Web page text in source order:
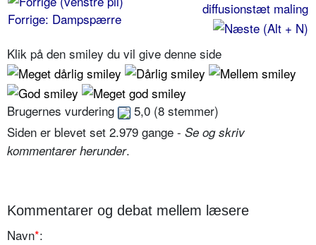
Forrige: Dampspærre
diffusionstæt maling
Klik på den smiley du vil give denne side
Brugernes vurdering 5,0 (8 stemmer)
Siden er blevet set 2.979 gange - Se og skriv
kommentarer herunder.
Kommentarer og debat mellem læsere
Navn*: